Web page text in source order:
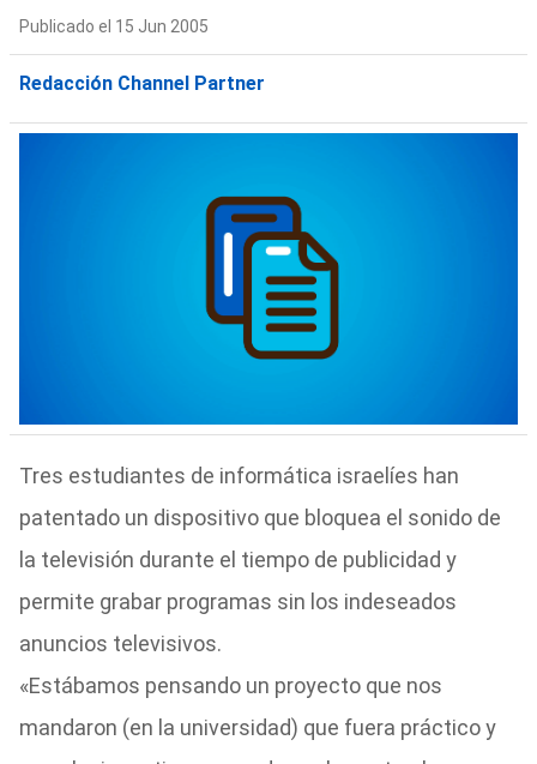
Publicado el 15 Jun 2005
Redacción Channel Partner
Tres estudiantes de informática israelíes han
patentado un dispositivo que bloquea el sonido de
la televisión durante el tiempo de publicidad y
permite grabar programas sin los indeseados
anuncios televisivos.
«Estábamos pensando un proyecto que nos
mandaron (en la universidad) que fuera práctico y